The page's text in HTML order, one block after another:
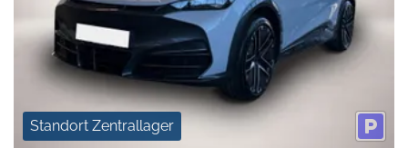
Standort Zentrallager